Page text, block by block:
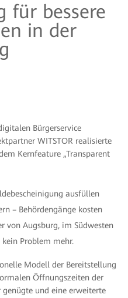
für bessere
in der
Bürgerservice
WITSTOR realisierte
Kernfeature „Transparent
ausfüllen
– Behördengänge kosten
von Augsburg, im Südwesten
Problem mehr.
Modell der Bereitstellung
Öffnungszeiten der
und eine erweiterte